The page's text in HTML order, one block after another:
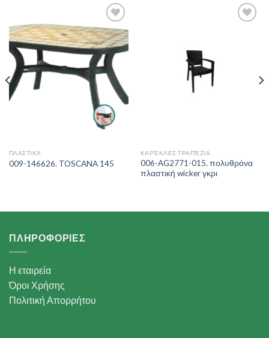
Add to
Wishlist
ΠΛΑΣΤΙΚΆ
009-146626. TOSCANA 145
ΚΑΡΈΚΛΕΣ ΤΡΑΠΈΖΙΑ
006-AG2771-015. πολυθρόνα
πλαστική wicker γκρι
ΠΛΗΡΟΦΟΡΙΕΣ
Η εταιρεία
Όροι Χρήσης
Πολιτική Απορρήτου